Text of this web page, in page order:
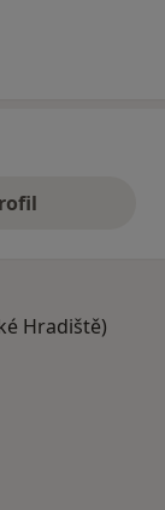
Hradiště)